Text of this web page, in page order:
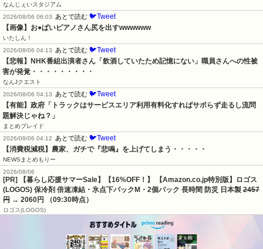
なんじぇいスタジアム
2026/08/06 06:03
あとで読む 🐦Tweet
【画像】お●ぱいピアノさん尻を出すwwwwww
いたしん！
2026/08/06 04:13
あとで読む 🐦Tweet
【悲報】NHK番組出演者さん「飲酒していたため記憶にない」職員さんへの性被
害が発覚・・・・・・・・・
なんJクエスト
2026/08/06 04:13
あとで読む 🐦Tweet
【有能】政府「トラックはサービスエリア利用有料化すればサボらず走るし流問
題解決じゃね？」
まとめブレイド
2026/08/06 04:12
あとで読む 🐦Tweet
【消費税減税】農家、ガチで『悲鳴』を上げてしまう・・・・・
NEWSまとめもりー
2026/08/06
[PR] 【暮らし応援サマーSale】【16%OFF！】 【Amazon.co.jp特別版】ロゴス
(LOGOS) 保冷剤 倍速凍結・氷点下パックM・2個パック 長時間 防災 日本製 2457
円 → 2060円 （09:30時点）
ロゴス(LOGOS)